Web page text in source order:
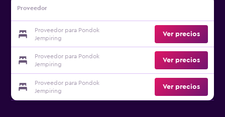
Proveedor
Proveedor para Pondok
Jempiring
Ver precios
Proveedor para Pondok
Jempiring
Ver precios
Proveedor para Pondok
Jempiring
Ver precios